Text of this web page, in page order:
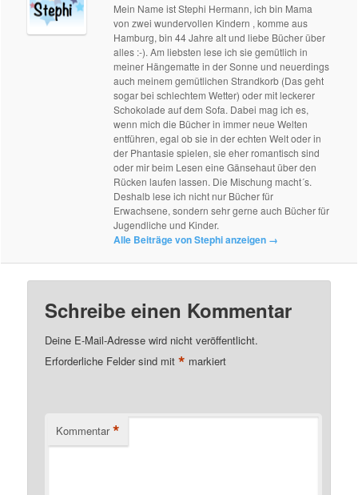
Mein Name ist Stephi Hermann, ich bin Mama
von zwei wundervollen Kindern , komme aus
Hamburg, bin 44 Jahre alt und liebe Bücher über
alles :-). Am liebsten lese ich sie gemütlich in
meiner Hängematte in der Sonne und neuerdings
auch meinem gemütlichen Strandkorb (Das geht
sogar bei schlechtem Wetter) oder mit leckerer
Schokolade auf dem Sofa. Dabei mag ich es,
wenn mich die Bücher in immer neue Welten
entführen, egal ob sie in der echten Welt oder in
der Phantasie spielen, sie eher romantisch sind
oder mir beim Lesen eine Gänsehaut über den
Rücken laufen lassen. Die Mischung macht´s.
Deshalb lese ich nicht nur Bücher für
Erwachsene, sondern sehr gerne auch Bücher für
Jugendliche und Kinder.
Alle Beiträge von Stephi anzeigen →
Schreibe einen Kommentar
Deine E-Mail-Adresse wird nicht veröffentlicht.
Erforderliche Felder sind mit* markiert
Kommentar *